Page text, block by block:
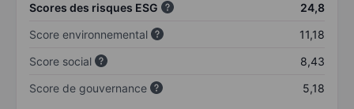
Scores des risques ESG
24,8
Score environnemental
11,18
Score social
8,43
Score de gouvernance
5,18